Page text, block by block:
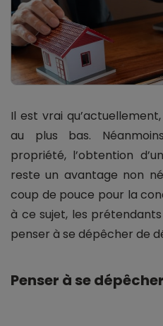
Il est vrai
au plus bas.
propriété, l’obtention
reste un avantage non
coup de pouce pour la
à ce sujet, les
penser à se dépêcher de
Penser à se dépêcher